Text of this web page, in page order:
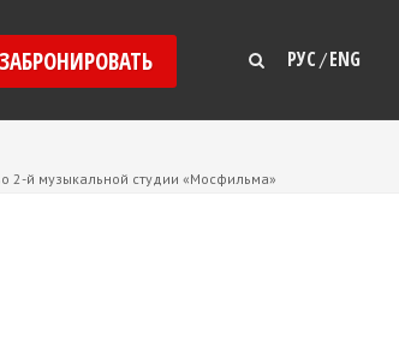
ЗАБРОНИРОВАТЬ РУС /ENG
2-й музыкальной студии «Мосфильма»